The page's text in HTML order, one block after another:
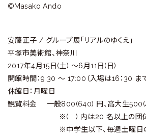
安藤正子 / グループ展「リアルのゆくえ」
平塚市美術館、神奈川
2017年4月15日(土) ～6月11日(日)
開館時間：9:30 ～ 17:00（入場は16：30 まで
休館日：月曜日
観覧料金 一般800(640) 円、高大生
※( ) 内は20 名以上の団体
※中学生以下、毎週土曜日の